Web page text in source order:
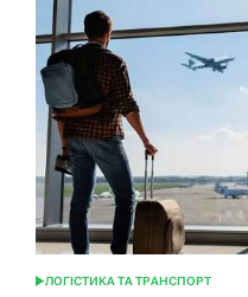
ОПУБЛІКУВАТИ
ЛОГІСТИКА ТА ТРАНСПОРТ